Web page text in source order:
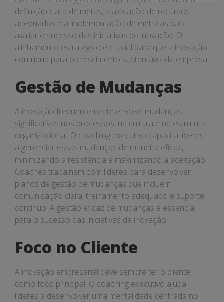
definição clara de metas, a alocação de recursos
adequados e a implementação de métricas para
avaliar o sucesso das iniciativas de inovação. O
alinhamento estratégico é crucial para que a inovação
contribua para o crescimento sustentável da empresa.
Gestão de Mudanças
A inovação frequentemente envolve mudanças
significativas nos processos, na cultura e na estrutura
organizacional. O coaching executivo capacita líderes
a gerenciar essas mudanças de maneira eficaz,
minimizando a resistência e maximizando a aceitação.
Coaches trabalham com líderes para desenvolver
planos de gestão de mudanças que incluem
comunicação clara, treinamento adequado e suporte
contínuo. A gestão eficaz de mudanças é essencial
para o sucesso das iniciativas de inovação.
Foco no Cliente
A inovação empresarial deve sempre ter o cliente
como foco principal. O coaching executivo ajuda
líderes a desenvolver uma mentalidade centrada no